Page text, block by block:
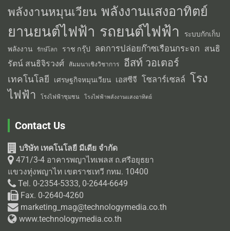
พลังงานหมุนเวียน พลังงานแสงอาทิตย์
ยานยนต์ไฟฟ้า รถยนต์ไฟฟ้า
ระบบกักเก็บ
พลังงาน
รักษ์โลก ราช กรุ๊ป ลดการปล่อยก๊าซเรือนกระจก สนธิ
รัตน์ สนธิจิรวงศ์
สัมมนาเชิงวิชาการ อีสท์ วอเตอร์
เทคโนโลยี เศรษฐกิจหมุนเวียน เอสซีจี โซลาร์เซลล์ โรง
ไฟฟ้า
โรงไฟฟ้าชุมชน โรงไฟฟ้าพลังงานแสงอาทิตย์
Contact Us
บริษัท เทคโนโลยี มีเดีย จำกัด
471/3-4 อาคารพญาไทเพลส ถ.ศรีอยุธยา
แขวงทุ่งพญาไท เขตราชเทวี กทม. 10400
Tel. 0-2354-5333, 0-2644-6649
Fax. 0-2640-4260
marketing_mag@technologymedia.co.th
www.technologymedia.co.th